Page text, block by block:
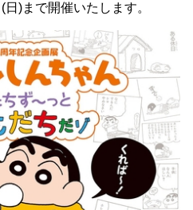
)まで開催いたします。